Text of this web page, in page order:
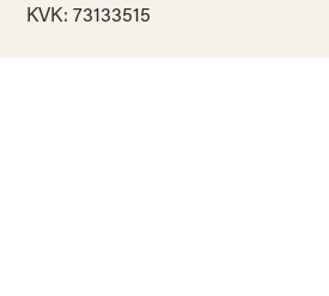
KVK: 73133515